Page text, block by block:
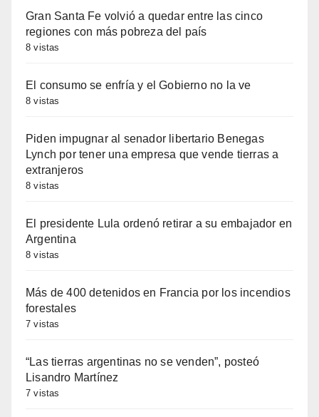
Gran Santa Fe volvió a quedar entre las cinco
regiones con más pobreza del país
8 vistas
El consumo se enfría y el Gobierno no la ve
8 vistas
Piden impugnar al senador libertario Benegas
Lynch por tener una empresa que vende tierras a
extranjeros
8 vistas
El presidente Lula ordenó retirar a su embajador en
Argentina
8 vistas
Más de 400 detenidos en Francia por los incendios
forestales
7 vistas
“Las tierras argentinas no se venden”, posteó
Lisandro Martínez
7 vistas